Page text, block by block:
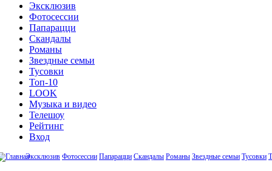
Эксклюзив
Фотосессии
Папарацци
Скандалы
Романы
Звездные семьи
Тусовки
Топ-10
LOOK
Музыка и видео
Телешоу
Рейтинг
Вход
Эксклюзив Фотосессии Папарацци Скандалы Романы Звездные семьи Тусовки